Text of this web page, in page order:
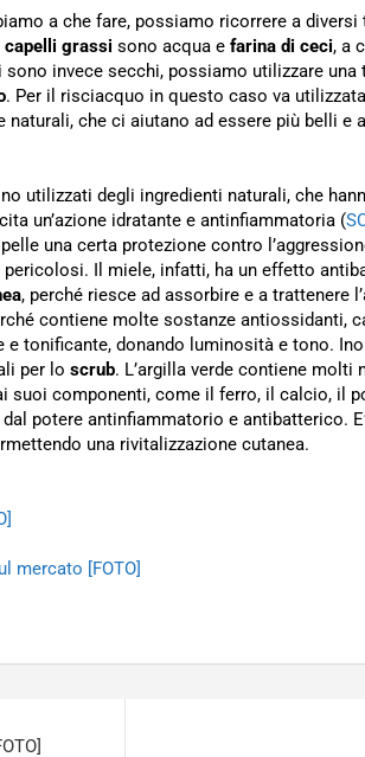
a che fare, possiamo ricorrere a
capelli grassi sono acqua e farina di ceci, a
invece secchi, possiamo utilizzare una
. Per il risciacquo in questo caso va utilizzata
naturali, che ci aiutano ad essere più belli e
utilizzati degli ingredienti naturali, che
un’azione idratante e antinfiammatoria (
una certa protezione contro
Il miele, infatti, ha un effetto
, perché riesce ad assorbire e a trattenere
contiene molte sostanze antiossidanti,
e tonificante, donando luminosità e tono.
per lo scrub. L’argilla verde contiene molti
suoi componenti, come il ferro, il calcio, il
potere antinfiammatorio e antibatterico.
una rivitalizzazione cutanea.
mercato [FOTO]